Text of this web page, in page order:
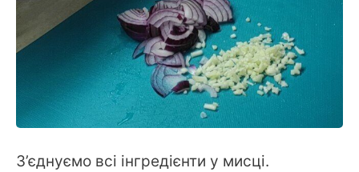
З’єднуємо всі інгредієнти у мисці.